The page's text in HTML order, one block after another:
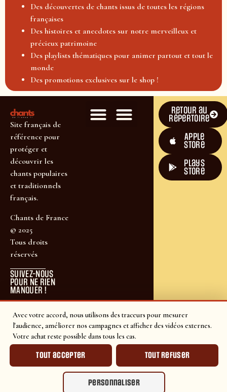
Avec votre accord, nous utilisons des traceurs pour mesurer
l'audience, améliorer nos campagnes et afficher des vidéos externes.
Votre achat reste possible dans tous les cas.
Tout accepter Tout refuser
Personnaliser
Des découvertes de chants issus de toutes les régions
françaises
Des histoires et anecdotes sur notre merveilleux et
précieux patrimoine
Des playlists thématiques pour animer partout et tout le
monde
Des promotions exclusives sur le shop !
Site français de
référence pour
protéger et
découvrir les
chants populaires
et traditionnels
français.
Chants de France
© 2025
Tous droits
réservés
SUIVEZ-NOUS
POUR NE RIEN
MANQUER !
Retour au
répertoire
Apple
Store
plays
store